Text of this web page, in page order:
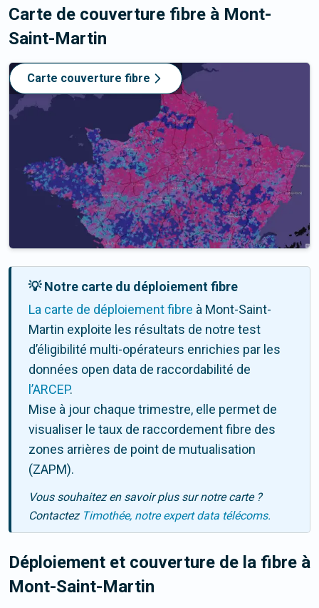
Carte de couverture fibre à Mont-
Saint-Martin
Carte couverture fibre
💡 Notre carte du déploiement fibre
La carte de déploiement fibre à Mont-Saint-
Martin exploite les résultats de notre test
d’éligibilité multi-opérateurs enrichies par les
données open data de raccordabilité de
l’ARCEP.
Mise à jour chaque trimestre, elle permet de
visualiser le taux de raccordement fibre des
zones arrières de point de mutualisation
(ZAPM).
Vous souhaitez en savoir plus sur notre carte ?
Contactez Timothée, notre expert data télécoms.
Déploiement et couverture de la fibre à
Mont-Saint-Martin